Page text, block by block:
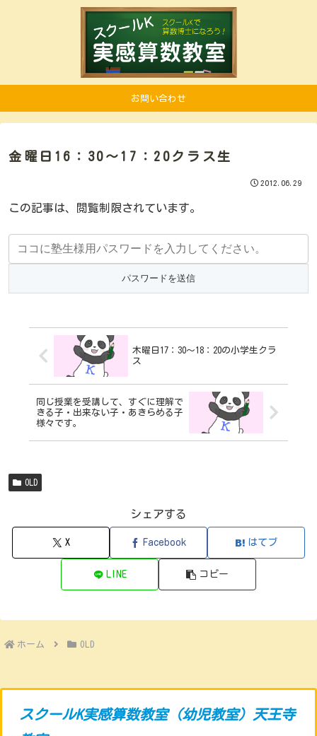
お問い合わせ
金曜日16：30～17：20クラス生
2012.06.29
この記事は、閲覧制限されています。
木曜日17：30～18：20の小学生クラ
ス
同じ授業を受講して、すぐに理解で
きる子・出来ない子・あきらめる子
様々です。
OLD
シェアする
X Facebook はてブ
LINE コピー
ホーム OLD
スクールK実感算数教室（幼児教室）天王寺